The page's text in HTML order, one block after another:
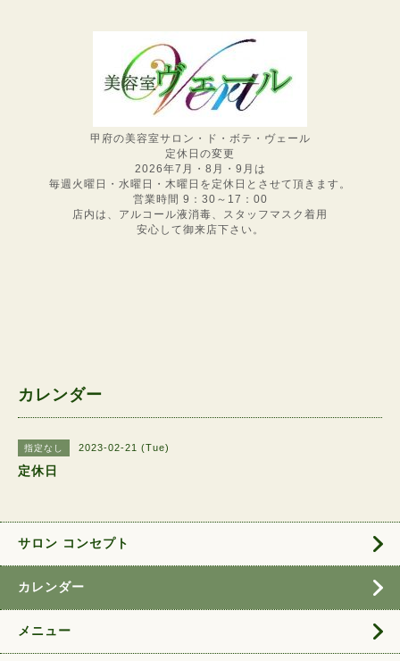
甲府の美容室サロン・ド・ボテ・ヴェール
定休日の変更
2026年7月・8月・9月は
毎週火曜日・水曜日・木曜日を定休日とさせて頂きます。
営業時間 9：30～17：00
店内は、アルコール液消毒、スタッフマスク着用
安心して御来店下さい。
カレンダー
指定なし 2023-02-21 (Tue)
定休日
サロン コンセプト
カレンダー
メニュー